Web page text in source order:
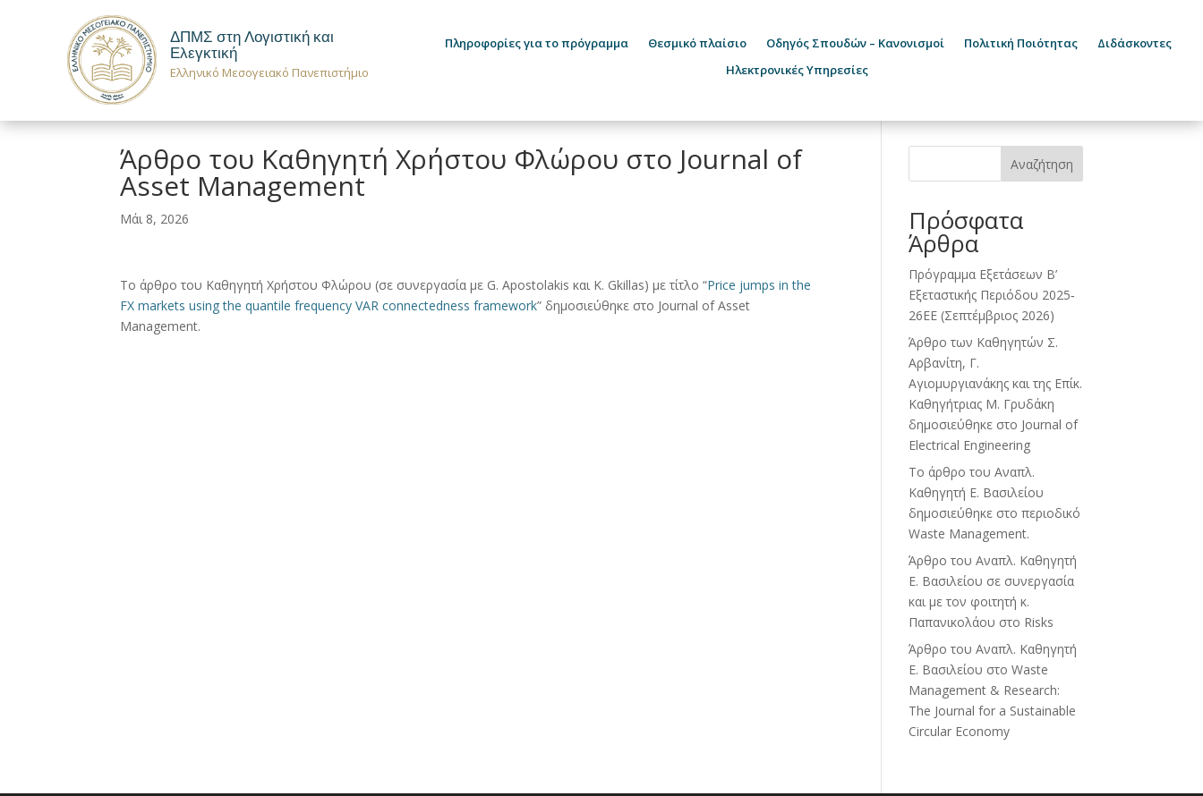
ΔΠΜΣ στη Λογιστική και
Ελεγκτική
Ελληνικό Μεσογειακό Πανεπιστήμιο
Πληροφορίες για το πρόγραμμα Θεσμικό πλαίσιο Οδηγός Σπουδών – Κανονισμοί Πολιτική Ποιότητας
Διδάσκοντες
Ηλεκτρονικές Υπηρεσίες
Άρθρο του Καθηγητή Χρήστου Φλώρου στο Journal of
Asset Management
Μάι 8, 2026
Το άρθρο του Καθηγητή Χρήστου Φλώρου (σε συνεργασία με G. Apostolakis και K. Gkillas) με τίτλο “Price jumps in the
FX markets using the quantile frequency VAR connectedness framework” δημοσιεύθηκε στο Journal of Asset
Management.
Αναζήτηση
Πρόσφατα
Άρθρα
Πρόγραμμα Εξετάσεων Β’
Εξεταστικής Περιόδου 2025‐
26ΕΕ (Σεπτέμβριος 2026)
Άρθρο των Καθηγητών Σ.
Αρβανίτη, Γ.
Αγιομυργιανάκης και της Επίκ.
Καθηγήτριας Μ. Γρυδάκη
δημοσιεύθηκε στο Journal of
Electrical Engineering
Το άρθρο του Αναπλ.
Καθηγητή Ε. Βασιλείου
δημοσιεύθηκε στο περιοδικό
Waste Management.
Άρθρο του Αναπλ. Καθηγητή
Ε. Βασιλείου σε συνεργασία
και με τον φοιτητή κ.
Παπανικολάου στο Risks
Άρθρο του Αναπλ. Καθηγητή
Ε. Βασιλείου στο Waste
Management & Research:
The Journal for a Sustainable
Circular Economy